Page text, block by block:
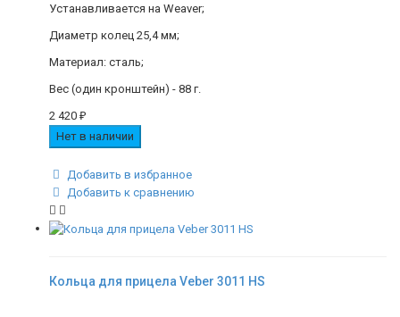
Устанавливается на Weaver;
Диаметр колец 25,4 мм;
Материал: сталь;
Вес (один кронштейн) - 88 г.
2 420 ₽
Нет в наличии
Добавить в избранное
Добавить к сравнению
Кольца для прицела Veber 3011 HS